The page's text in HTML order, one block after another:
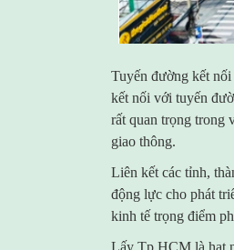
Tuyến đường kết
kết nối với tuyến
rất quan trọng trong
giao thông.
Liên kết các tỉnh,
động lực cho phát
kinh tế trọng điểm
Lấy Tp.HCM là hạt